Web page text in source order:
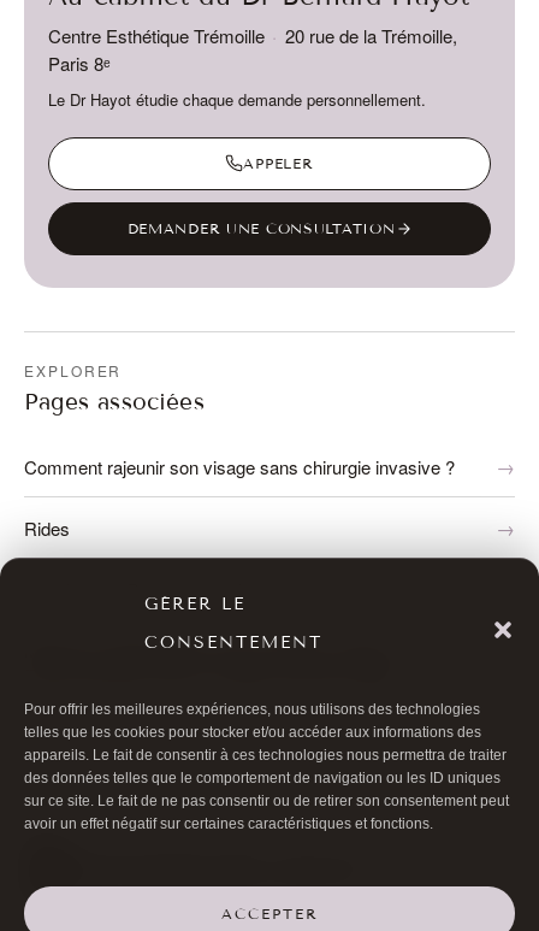
GÉRER LE
CONSENTEMENT
Pour offrir les meilleures expériences, nous utilisons des technologies
telles que les cookies pour stocker et/ou accéder aux informations des
appareils. Le fait de consentir à ces technologies nous permettra de traiter
des données telles que le comportement de navigation ou les ID uniques
sur ce site. Le fait de ne pas consentir ou de retirer son consentement peut
avoir un effet négatif sur certaines caractéristiques et fonctions.
ACCEPTER
Centre Esthétique Trémoille · 20 rue de la Trémoille,
Paris 8ᵉ
Le Dr Hayot étudie chaque demande personnellement.
APPELER
DEMANDER UNE CONSULTATION
EXPLORER
Pages associées
Comment rajeunir son visage sans chirurgie invasive ?
Rides
Médecine Régénérative Personnalisée Visage : Guide
Avant Après